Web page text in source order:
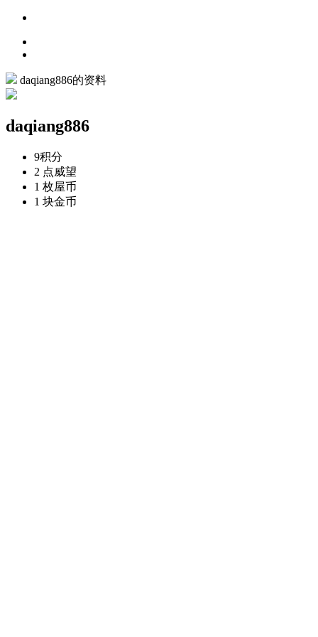
daqiang886的资料
daqiang886
9积分
2 点威望
1 枚屋币
1 块金币